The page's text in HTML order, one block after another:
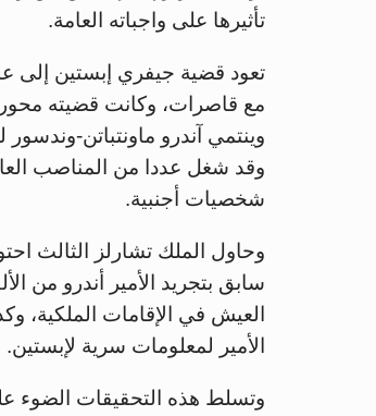
تأثيرها على واجباته العامة.
مع قاصرات، وكانت قضيته
وينتمي آندرو ماونتباتن-وندسور
وقد شغل عددا من المناصب
شخصيات أجنبية.
وحاول الملك تشارلز الثالث
سابق بتجريد الأمير أندرو من
العيش في الإقامات الملكية،
الأمير لمعلومات سرية لإبستين.
وتسلط هذه التحقيقات الضوء على